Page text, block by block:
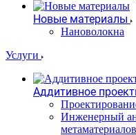
Новые материалы
Нановолокна
Услуги
Аддитивное
Инженерный
метаматериалов